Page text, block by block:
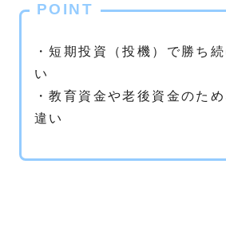
POINT
・短期投資（投機）で勝ち
い
・教育資金や老後資金のた
違い